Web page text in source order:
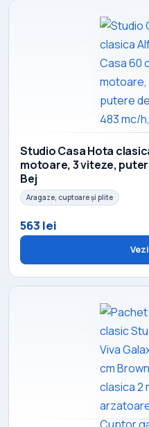
Studio Casa Hota
motoare, 3 viteze,
Bej
Aragaze, cuptoare și plite
563 lei